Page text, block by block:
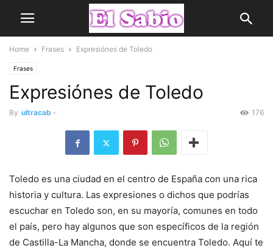
Home Frases Expresiónes de Toledo
Frases
Expresiónes de Toledo
By ultracab - 176
Toledo es una ciudad en el centro de España con una rica
historia y cultura. Las expresiones o dichos que podrías
escuchar en Toledo son, en su mayoría, comunes en todo
el país, pero hay algunos que son específicos de la región
de Castilla-La Mancha, donde se encuentra Toledo. Aquí te